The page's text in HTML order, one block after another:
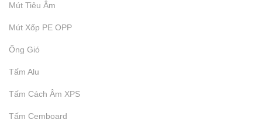
Mút Tiêu Âm
Mút Xốp PE OPP
Ống Gió
Tấm Alu
Tấm Cách Âm XPS
Tấm Cemboard